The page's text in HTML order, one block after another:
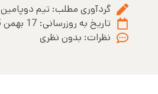
گردآوری مطلب: تیم دوپامین
تاریخ به روزرسانی: 17 بهمن 1395
نظرات: بدون نظری